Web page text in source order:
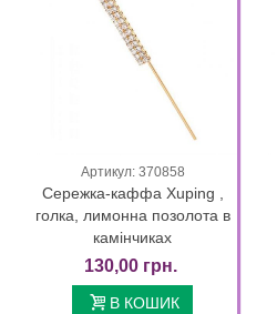
Артикул: 370858
Сережка-каффа Xuping ,
голка, лимонна позолота в
камінчиках
130,00 грн.
В КОШИК